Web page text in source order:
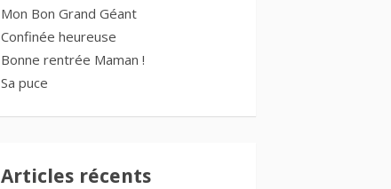
Mon Bon Grand Géant
Confinée heureuse
Bonne rentrée Maman !
Sa puce
Articles récents